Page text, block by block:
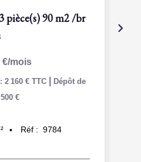
pièce(s) 90 m2/br
€/mois
2 160 € TTC
Dépôt de
€
Réf : 9784